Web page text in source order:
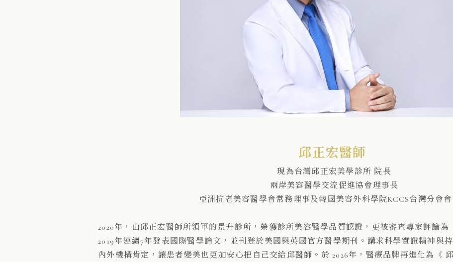
邱正宏醫師
現為台灣邱正宏美學診所 院長
兩岸美容醫學交流促進協會理事長
亞洲抗老美容醫學會常務理事及韓國美容外科學院KCCS台灣分會會
2020年，由邱正宏醫師所領軍的景升診所，榮獲診所美容醫學品質認證，更被審查專家評論為
2019年連續7年發表國際醫學論文，並刊登於美國與英國官方醫學期刊。講求科學實證精神與
內外機構肯定，讓患者變美也更加安心把自己交給邱醫師。於 2026年，醫療品牌再進化為《